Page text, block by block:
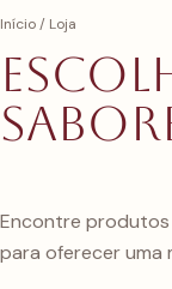
Início/ Loja
Encontre produtos
para oferecer uma